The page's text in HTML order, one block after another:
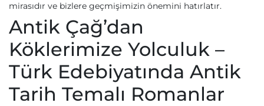
mirasıdır ve bizlere geçmişimizin önemini hatırlatır.
Antik Çağ’dan
Köklerimize Yolculuk –
Türk Edebiyatında Antik
Tarih Temalı Romanlar